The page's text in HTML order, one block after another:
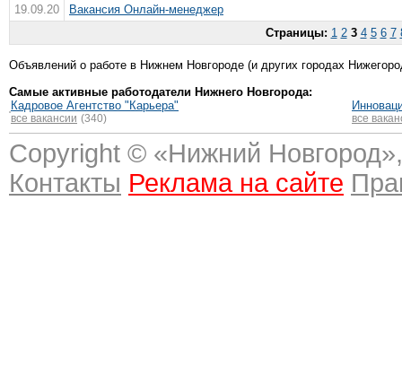
19.09.20
Вакансия Онлайн-менеджер
Страницы: 1 2 3 4 5 6 7
Объявлений о работе в Нижнем Новгороде (и других городах
Самые активные работодатели Нижнего Новгорода:
Кадровое Агентство "Карьера"
все вакансии (340) все
Copyright © «Нижний Новгород
Контакты Реклама на сайте